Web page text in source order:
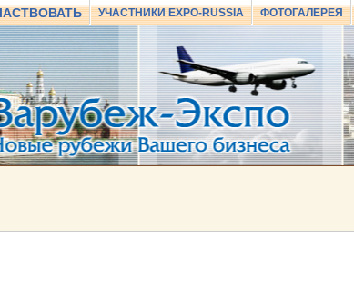
УЧАСТНИКИ EXPO-RUSSIA ФОТОГАЛЕРЕЯ